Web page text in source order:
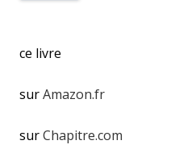
ce livre
surAmazon.fr
surChapitre.com